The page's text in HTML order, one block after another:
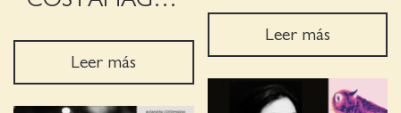
Leer más
Leer más